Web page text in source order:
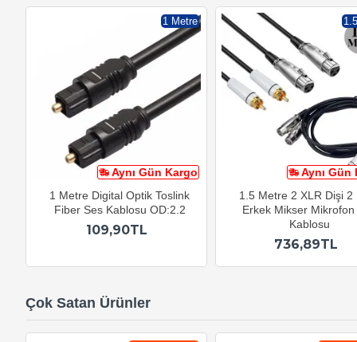
Aynı Gün Kargo
1 Metre
1 Metre Digital Optik Toslink
Fiber Ses Kablosu OD:2.2
109,90TL
Aynı Gün
1.5 Metre 2 XLR Dişi 2
Erkek Mikser Mikrofon
Kablosu
736,89TL
Çok Satan Ürünler